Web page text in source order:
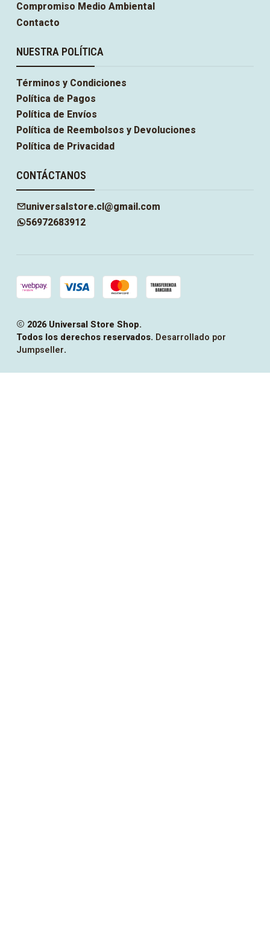
Compromiso Medio Ambiental
Contacto
NUESTRA POLÍTICA
Términos y Condiciones
Política de Pagos
Política de Envíos
Política de Reembolsos y Devoluciones
Política de Privacidad
CONTÁCTANOS
universalstore.cl@gmail.com
56972683912
2026 Universal Store Shop.
Todos los derechos reservados. Desarrollado por
Jumpseller.